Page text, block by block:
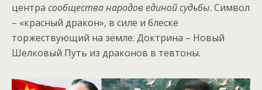
центра сообщества народов единой судьбы. Символ
– «красный дракон», в силе и блеске
торжествующий на земле. Доктрина – Новый
Шелковый Путь из драконов в тевтоны.